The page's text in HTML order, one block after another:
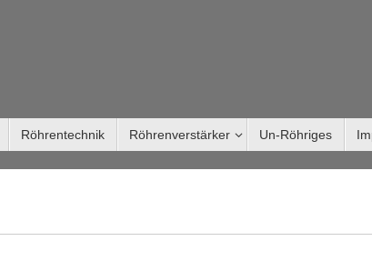
Röhrentechnik Röhrenverstärker Un-Röhriges